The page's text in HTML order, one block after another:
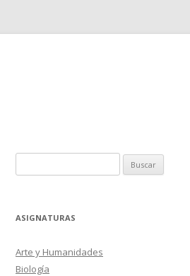
ASIGNATURAS
Arte y Humanidades
Biología